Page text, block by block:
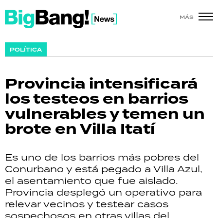
MÁS
POLÍTICA
Provincia intensificará
los testeos en barrios
vulnerables y temen un
brote en Villa Itatí
Es uno de los barrios más pobres del
Conurbano y está pegado a Villa Azul,
el asentamiento que fue aislado.
Provincia desplegó un operativo para
relevar vecinos y testear casos
sospechosos en otras villas del
SHOW
ACTUALIDAD
POLICIALES
ECONOMÍA
GRAN HERMANO
SALUD
DEPORTES